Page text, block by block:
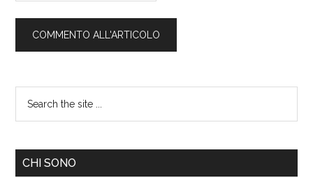
CHI SONO